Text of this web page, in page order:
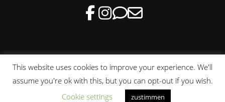
Copyright © 2026 FDP Kreisverband Hamburg-Mitte–
Theme von FameThemes
This website uses cookies to improve your experience. We'll
assume you're ok with this, but you can opt-out if you wish.
Cookie settings
zustimmen